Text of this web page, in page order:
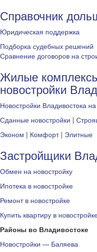
Справочник
Юридическая поддержка
Подборка судебных решений
Сравнение договоров на
Жилые
новостройки
Новостройки Владивостока
Сданные новостройки |
Эконом | Комфорт| Элитные
Застройщики
Обмен на новостройку
Ипотека в новостройке
Ремонт в новостройке
Купить квартиру в
Районы во Владивостоке
Новостройки — Баляева